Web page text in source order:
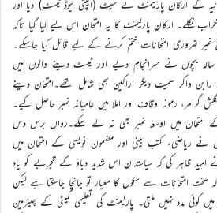
کے ارکان پارلیمنٹ نے سیٹ (ایپٹی ٹیوڈ ٹیسٹ) دیا اور
ارکان پارلیمنٹ کا یہ امتحان اس لیے لیا گیا تاکہ
غیر ضروری امتحانات ختم کرنے کے لیے قائل کیا جاسکے۔
سالہ بچوں نے سرانجام دیے اور ٹیسٹ دینے والوں میں
رابن واکر سمیت دیگر اراکین بھی شامل تھے۔امتحان دینے
رموز اوقاف اور املا میں عامیانہ نمبر حاصل کیے۔
کے امتحان میں اوسط نمبر بھی نہ لے سکے۔رواں برس دس
کے 59؍فیصد بچوں نے ریاضی، کتب بینی اور مضمون نویسی کے امتحان میں
امید ظاہر کی کہ سیاستدان اس شدید دباؤ کے تجربے کو یاد
سخت امتحانات سے سکول کا معیار تو جانچا جاسکتا ہے لیکن
مدد نہیں ملتی۔ پارلیمنٹ کی تعلیمی کمیٹی کے چیئرمین